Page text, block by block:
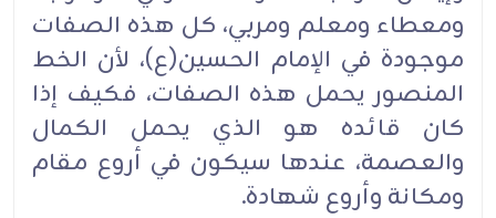
ومعطاء ومعلم ومربي، كل هذه الصفات
موجودة في الإمام الحسين(ع)، لأن الخط
المنصور يحمل هذه الصفات، فكيف إذا
كان قائده هو الذي يحمل الكمال
والعصمة، عندها سيكون في أروع مقام
ومكانة وأروع شهادة.